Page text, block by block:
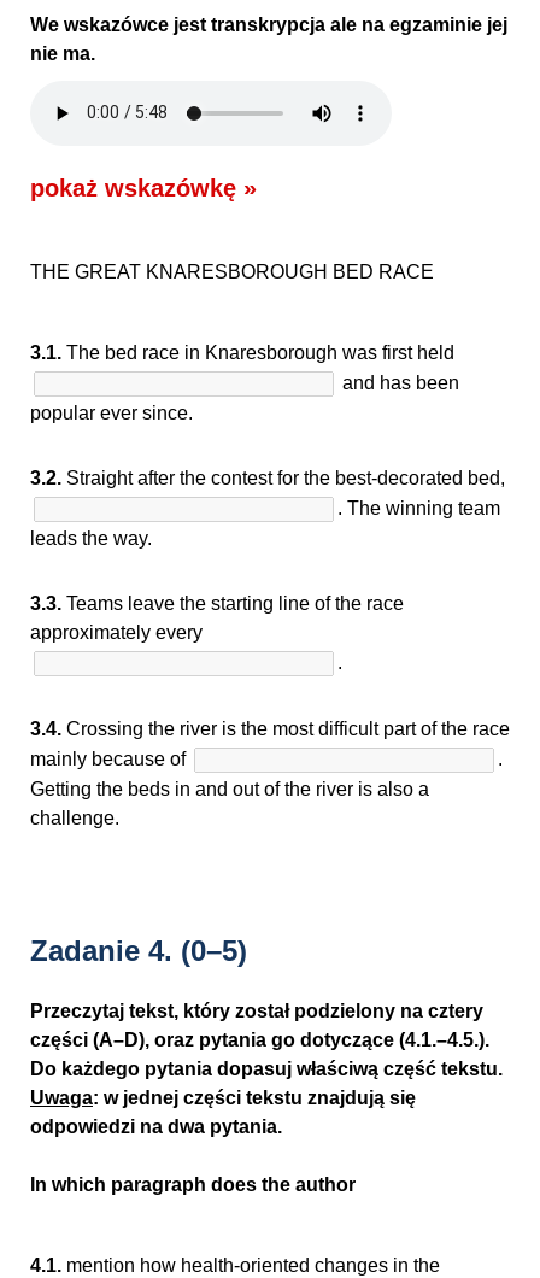
We wskazówce jest transkrypcja ale na egzaminie jej
nie ma.
pokaż wskazówkę »
THE GREAT KNARESBOROUGH BED RACE
3.1. The bed race in Knaresborough was first held
and has been
popular ever since.
3.2. Straight after the contest for the best-decorated bed,
. The winning team
leads the way.
3.3. Teams leave the starting line of the race
approximately every
.
3.4. Crossing the river is the most difficult part of the race
mainly because of
.
Getting the beds in and out of the river is also a
challenge.
Zadanie 4. (0–5)
Przeczytaj tekst, który został podzielony na cztery
części (A–D), oraz pytania go dotyczące (4.1.–4.5.).
Do każdego pytania dopasuj właściwą część tekstu.
Uwaga: w jednej części tekstu znajdują się
odpowiedzi na dwa pytania.
In which paragraph does the author
4.1. mention how health-oriented changes in the